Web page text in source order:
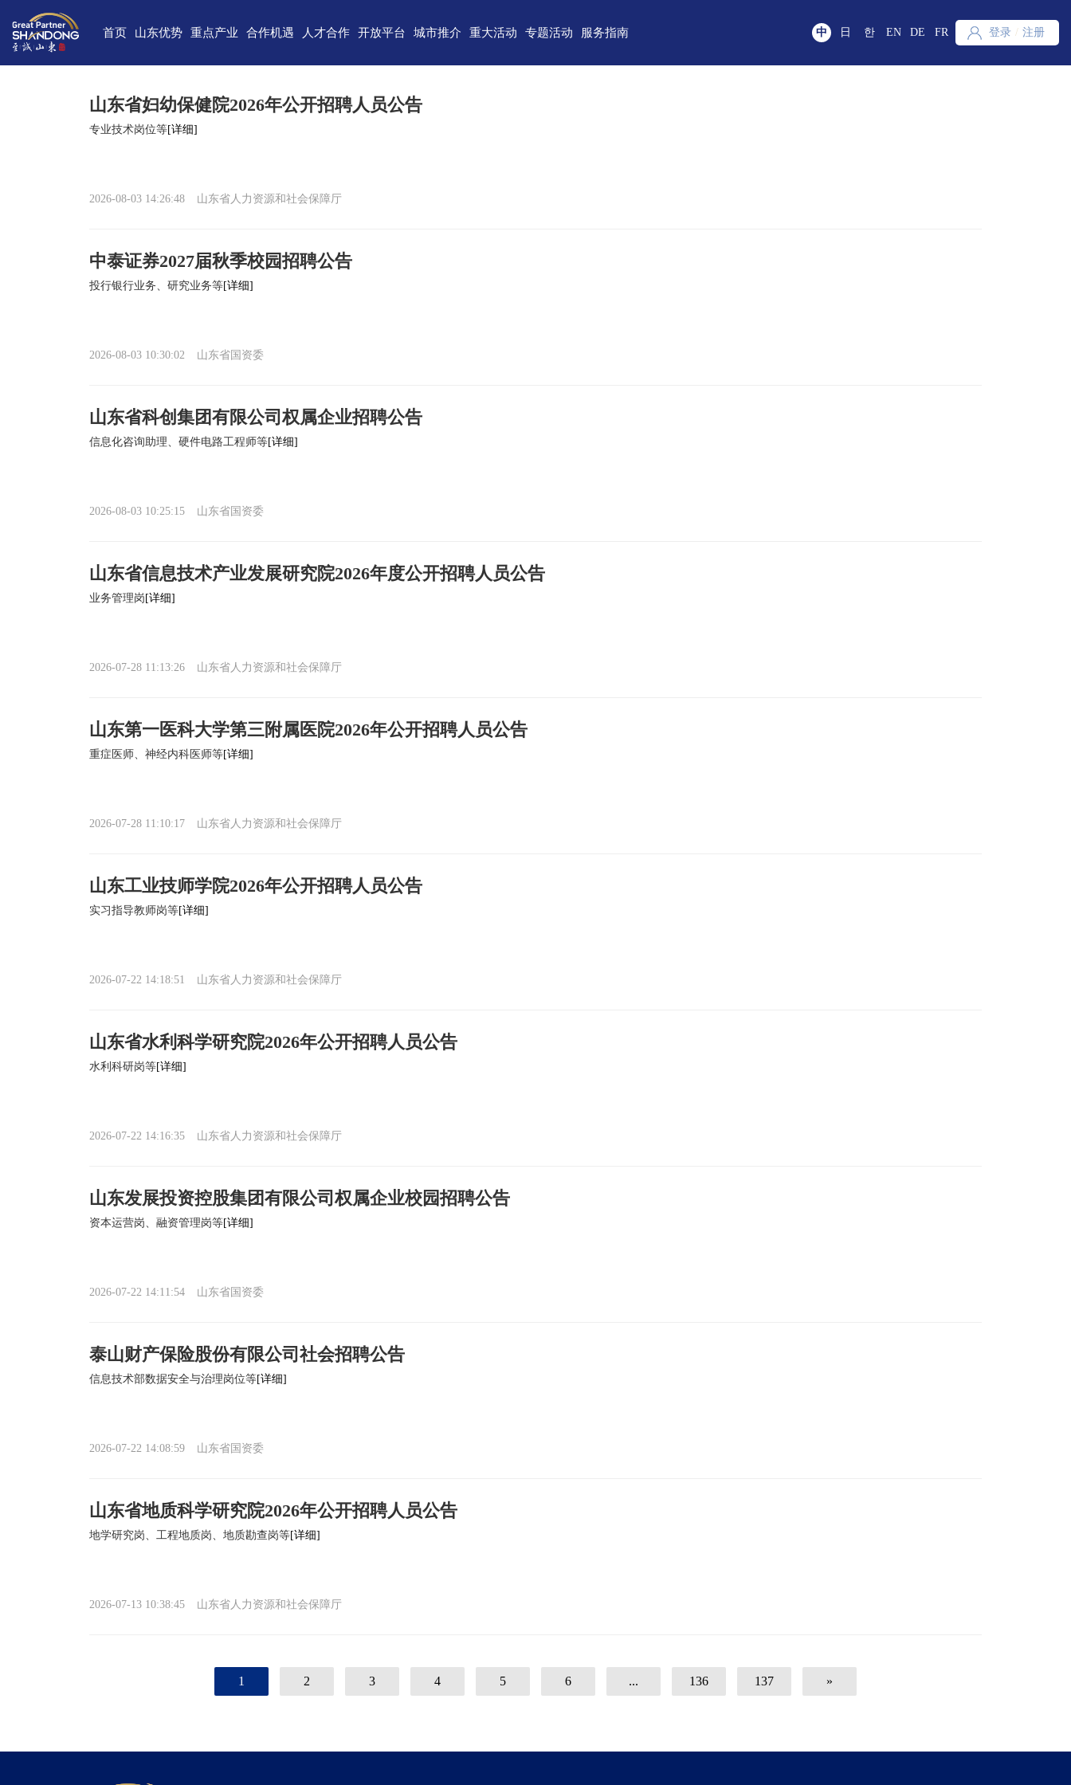
首页 山东优势
独特的区位优势
雄厚的经济基础
完备的产业体系
丰富的人力资源
强大的科技实力
重点产业
新一代信息技术 高端装备
新能源 新材料
现代海洋
合作机遇
合作项目库
重点外资项目跟踪推进平台
人才合作
人才需求
最新招聘
开放平台
中国(山东)自由贸易试验区
高新技术产业开发区
城市推介
济南 青岛
淄博
重大活动 专题活动
重点区域招商
服务指南
政务服务
中 日 한 EN DE FR 登录 / 注册
山东省妇幼保健院2026年公开招聘人员公告
专业技术岗位等[详细]
2026-08-03 14:26:48 山东省人力资源和社会保障厅
中泰证券2027届秋季校园招聘公告
投行银行业务、研究业务等[详细]
2026-08-03 10:30:02 山东省国资委
山东省科创集团有限公司权属企业招聘公告
信息化咨询助理、硬件电路工程师等[详细]
2026-08-03 10:25:15 山东省国资委
山东省信息技术产业发展研究院2026年度公开招聘人员公告
业务管理岗 [详细]
2026-07-28 11:13:26 山东省人力资源和社会保障厅
山东第一医科大学第三附属医院2026年公开招聘人员公告
重症医师、神经内科医师等[详细]
2026-07-28 11:10:17 山东省人力资源和社会保障厅
山东工业技师学院2026年公开招聘人员公告
实习指导教师岗等[详细]
2026-07-22 14:18:51 山东省人力资源和社会保障厅
山东省水利科学研究院2026年公开招聘人员公告
水利科研岗等[详细]
2026-07-22 14:16:35 山东省人力资源和社会保障厅
山东发展投资控股集团有限公司权属企业校园招聘公告
资本运营岗、融资管理岗等[详细]
2026-07-22 14:11:54 山东省国资委
泰山财产保险股份有限公司社会招聘公告
信息技术部数据安全与治理岗位等[详细]
2026-07-22 14:08:59 山东省国资委
山东省地质科学研究院2026年公开招聘人员公告
地学研究岗、工程地质岗、地质勘查岗等[详细]
2026-07-13 10:38:45 山东省人力资源和社会保障厅
1 2 3 4 5 6 ... 136 137 »